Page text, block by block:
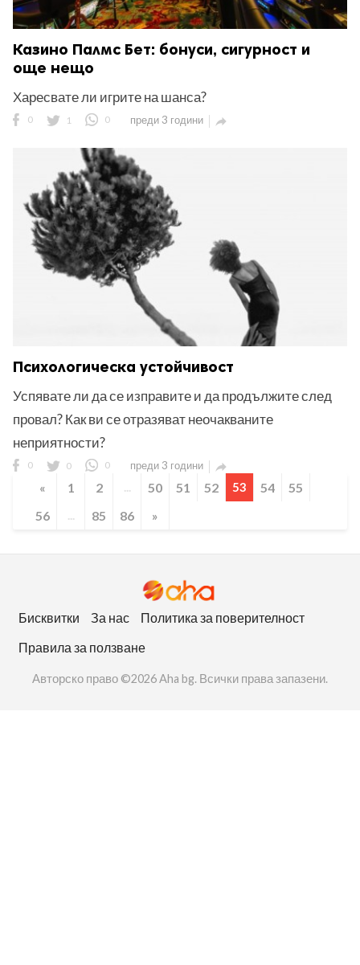
Казино Палмс Бет: бонуси, сигурност и
още нещо
Харесвате ли игрите на шанса?
0 1 0 преди 3 години 
Психологическа устойчивост
Успявате ли да се изправите и да продължите след
провал? Как ви се отразяват неочакваните
неприятности?
0 0 0 преди 3 години 
« 1 2 ... 50 51 52 53 54
55
56
... 85 86 »
Бисквитки За нас
Политика за поверителност
Правила за ползване
Авторско право ©2026 Aha bg. Всички права запазени.